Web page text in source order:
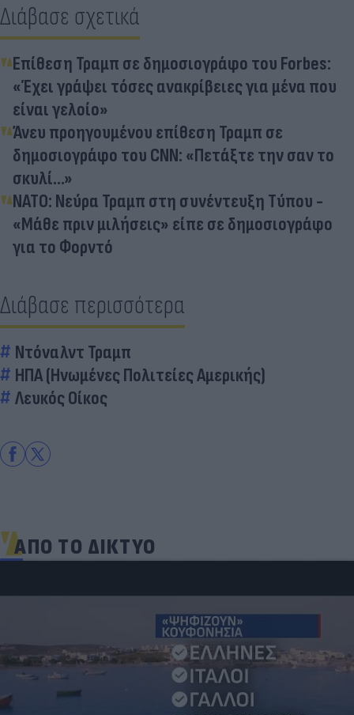
Διάβασε σχετικά
Επίθεση Τραμπ σε δημοσιογράφο του Forbes:
«Έχει γράψει τόσες ανακρίβειες για μένα που
είναι γελοίο»
Άνευ προηγουμένου επίθεση Τραμπ σε
δημοσιογράφο του CNN: «Πετάξτε την σαν το
σκυλί…»
ΝΑΤΟ: Νεύρα Τραμπ στη συνέντευξη Τύπου -
«Μάθε πριν μιλήσεις» είπε σε δημοσιογράφο
για το Φορντό
Διάβασε περισσότερα
Ντόναλντ Τραμπ
ΗΠΑ (Ηνωμένες Πολιτείες Αμερικής)
Λευκός Οίκος
ΑΠΟ ΤΟ ΔΙΚΤΥΟ